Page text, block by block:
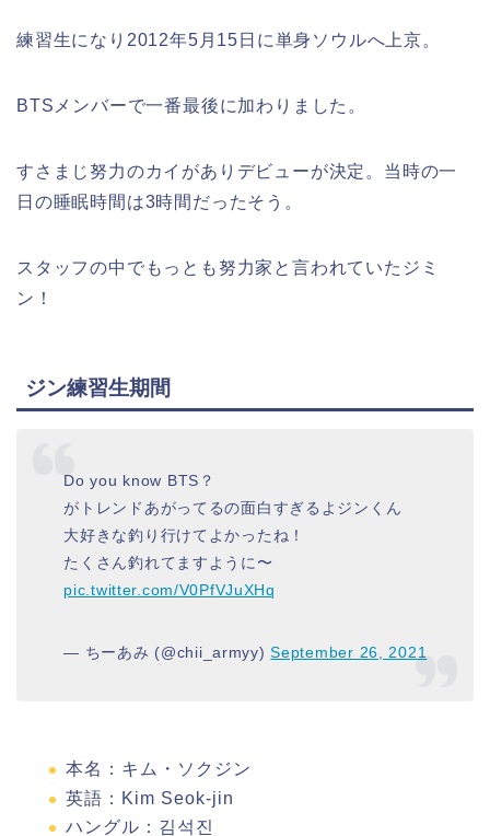
練習生になり2012年5月15日に単身ソウルへ上京。
BTSメンバーで一番最後に加わりました。
すさまじ努力のカイがありデビューが決定。当時の一
日の睡眠時間は3時間だったそう。
スタッフの中でもっとも努力家と言われていたジミ
ン！
ジン練習生期間
Do you know BTS？
がトレンドあがってるの面白すぎるよジンくん
大好きな釣り行けてよかったね！
たくさん釣れてますように〜
pic.twitter.com/V0PfVJuXHq
— ちーあみ (@chii_armyy)September 26, 2021
本名：キム・ソクジン
英語：Kim Seok-jin
ハングル：김석진